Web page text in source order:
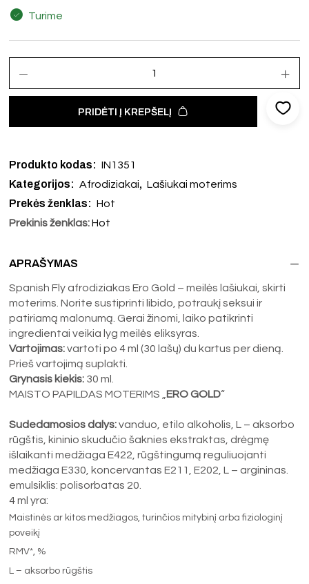
Turime
PRIDĖTI Į KREPŠELĮ
Produkto kodas: IN1351
Kategorijos: Afrodiziakai, Lašiukai moterims
Prekės ženklas: Hot
Prekinis ženklas: Hot
APRAŠYMAS
Spanish Fly afrodiziakas Ero Gold – meilės lašiukai, skirti
moterims. Norite sustiprinti libido, potraukį seksui ir
patiriamą malonumą. Gerai žinomi, laiko patikrinti
ingredientai veikia lyg meilės eliksyras.
Vartojimas:vartoti po 4 ml (30 lašų) du kartus per dieną.
Prieš vartojimą suplakti.
Grynasis kiekis: 30 ml.
MAISTO PAPILDAS MOTERIMS „ ERO GOLD“
Sudedamosios dalys:vanduo, etilo alkoholis, L – aksorbo
rūgštis, kininio skudučio šaknies ekstraktas, drėgmę
išlaikanti medžiaga E422, rūgštingumą reguliuojanti
medžiaga E330, koncervantas E211, E202, L – argininas.
emulsiklis: polisorbatas 20.
4 ml yra:
Maistinės ar kitos medžiagos, turinčios mitybinį arba fiziologinį
poveikį
RMV*, %
L – aksorbo rūgštis